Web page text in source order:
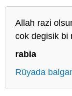
Allah razi
cok degisik bi
rabia
Rüyada